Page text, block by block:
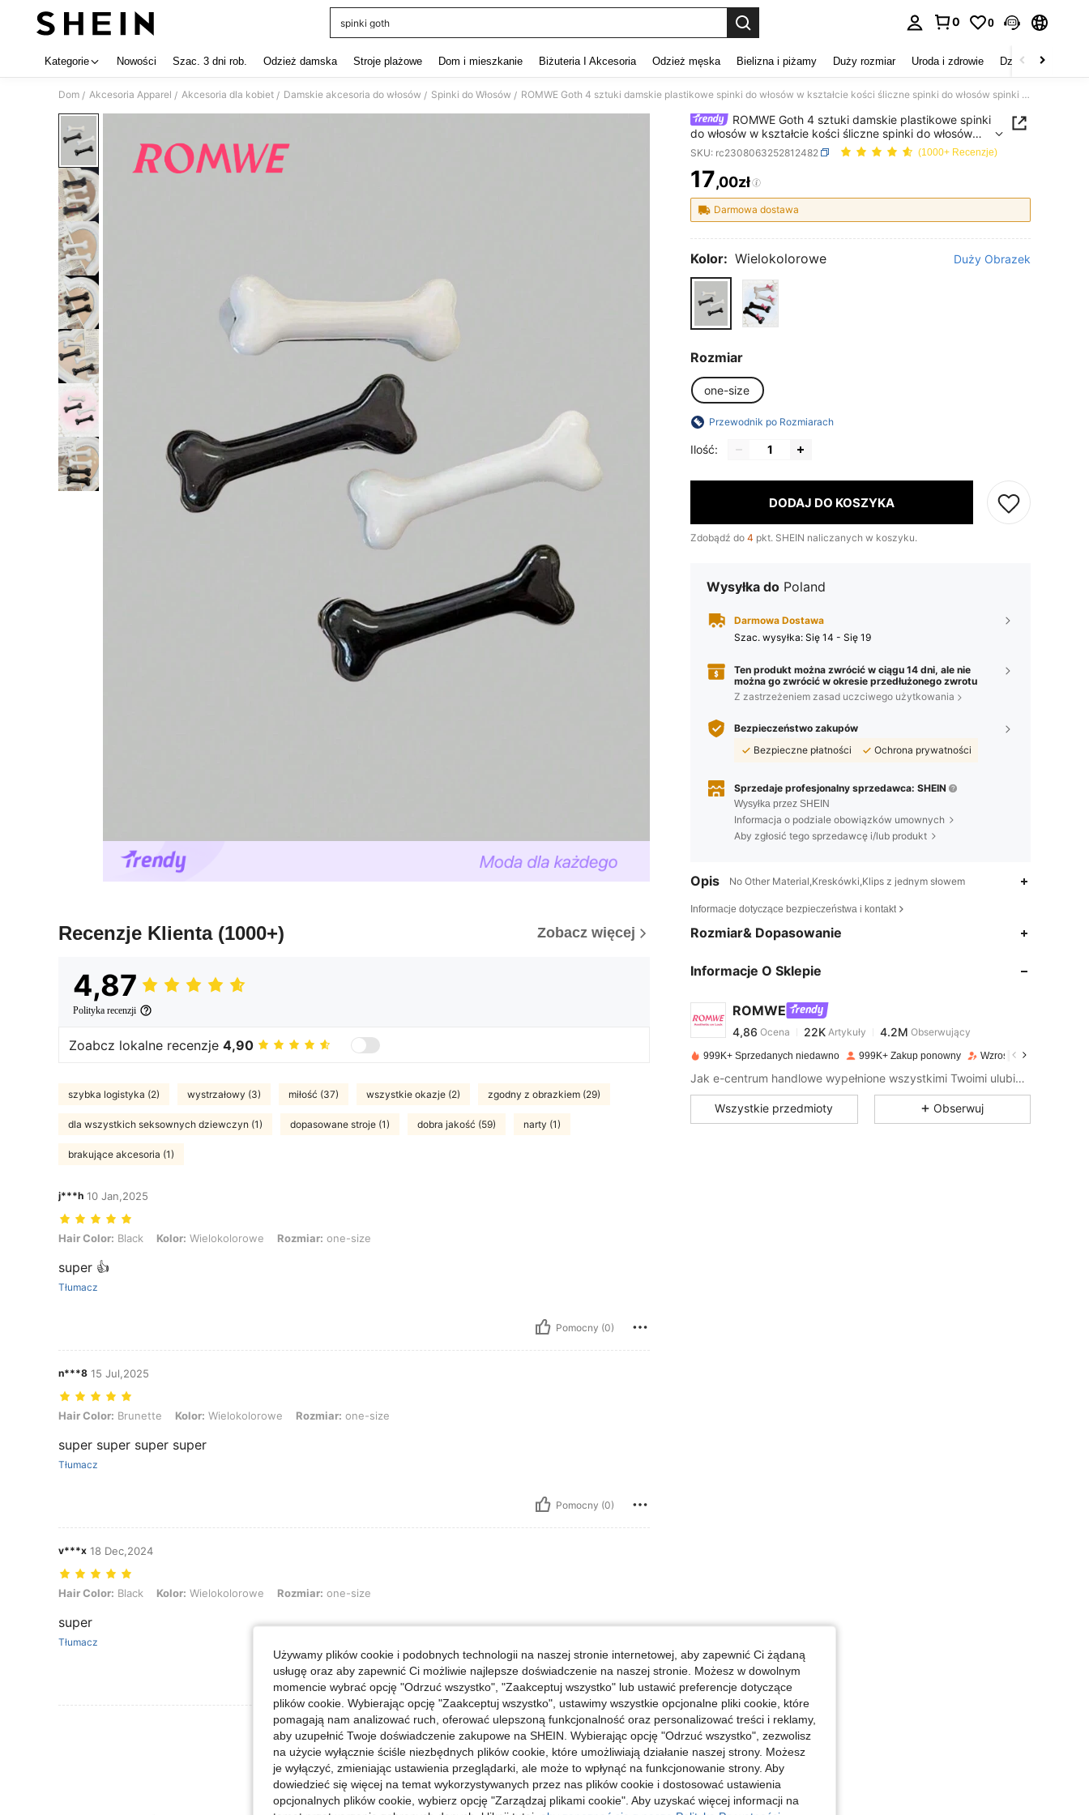
spinki goth
0 0
Kategorie Nowości Szac. 3 dni rob. Odzież damska Stroje plażowe Dom i mieszkanie Biżuteria I Akcesoria Odzież męska Bielizna i piżamy Duży rozmiar Uroda i zdrowie Dzieci
Dom / Akcesoria Apparel / Akcesoria dla kobiet / Damskie akcesoria do włosów / Spinki do Włosów / ROMWE Goth 4 sztuki damskie plastikowe spinki do włosów w kształcie kości śliczne spinki do włosów spinki do włosów spinki do włosów spinki do włosów
Recenzje Klienta (1000+) Zobacz więcej
4,87
Polityka recenzji
Zoabcz lokalne recenzje 4,90
szybka logistyka (2) wystrzałowy (3) miłość (37) wszystkie okazje (2) zgodny z obrazkiem (29)
dla wszystkich seksownych dziewczyn (1) dopasowane stroje (1) dobra jakość (59) narty (1)
brakujące akcesoria (1)
j***h 10 Jan,2025
Hair Color: Black, Kolor: Wielokolorowe, Rozmiar: one-size
Hair Color: Black Kolor: Wielokolorowe Rozmiar: one-size
super 👍
Tłumacz
Pomocny (0)
n***8 15 Jul,2025
Hair Color: Brunette, Kolor: Wielokolorowe, Rozmiar: one-size
Hair Color: Brunette Kolor: Wielokolorowe Rozmiar: one-size
super super super super
Tłumacz
Pomocny (0)
v***x 18 Dec,2024
Hair Color: Black, Kolor: Wielokolorowe, Rozmiar: one-size
Hair Color: Black Kolor: Wielokolorowe Rozmiar: one-size
super
Tłumacz
Pomocny (0)
Zobacz Więcej Opinii
ROMWE Goth 4 sztuki damskie plastikowe spinki
do włosów w kształcie kości śliczne spinki do włosów
spinki do włosów spinki do włosów spinki do włosów
SKU: rc2308063252812482 (1000+ Recenzje)
PRICE AND AVAILABILITY
17,00zł
Darmowa dostawa
Kolor: Wielokolorowe Duży Obrazek
Rozmiar
one-size
Przewodnik po Rozmiarach
Ilość:
DODAJ DO KOSZYKA
Zdobądź do 4 pkt. SHEIN naliczanych w koszyku.
Wysyłka do Poland
Darmowa Dostawa
Szac. wysyłka: Się 14 - Się 19
Ten produkt można zwrócić w ciągu 14 dni, ale nie
można go zwrócić w okresie przedłużonego zwrotu
Z zastrzeżeniem zasad uczciwego użytkowania
Bezpieczeństwo zakupów
Bezpieczne płatności
Ochrona prywatności
Sprzedaje profesjonalny sprzedawca: SHEIN
Wysyłka przez SHEIN
Informacja o podziale obowiązków umownych
Aby zgłosić tego sprzedawcę i/lub produkt
Opis No Other Material,Kreskówki,Klips z jednym słowem
Informacje dotyczące bezpieczeństwa i kontakt
Rozmiar& Dopasowanie
Informacje O Sklepie
ROMWE
4,86 22K
4,86 22K
4,86 22K 4.2M
p***2 zapłacono1 dzień temu
4,86 22K 4.2M
4,86 22K 4.2M
999K+ Sprzedanych niedawno 999K+ Zakup ponowny Wzrost ilości
Jak e-centrum handlowe wypełnione wszystkimi Twoimi ulubionymi stylami społecznościowymi (wreszcie). Postaw na estetykę dzięki strojom i dekoracjom ROMWE, które widziałeś – i które pokochałeś – w Internecie, a także wszystkim ciemnym kawałkom popu, o których nigdy nie wiedziałeś, że potrzebujesz.
Wszystkie przedmioty Obserwuj
Używamy plików cookie i podobnych technologii na naszej stronie internetowej, aby zapewnić Ci żądaną
usługę oraz aby zapewnić Ci możliwie najlepsze doświadczenie na naszej stronie. Możesz w dowolnym
momencie wybrać opcję "Odrzuć wszystko", "Zaakceptuj wszystko" lub ustawić preferencje dotyczące
plików cookie. Wybierając opcję "Zaakceptuj wszystko", ustawimy wszystkie opcjonalne pliki cookie, które
pomagają nam analizować ruch, oferować ulepszoną funkcjonalność oraz personalizować treści i reklamy,
aby uzupełnić Twoje doświadczenie zakupowe na SHEIN. Wybierając opcję "Odrzuć wszystko", zezwolisz
na użycie wyłącznie ściśle niezbędnych plików cookie, które umożliwiają działanie naszej strony. Możesz
je wyłączyć, zmieniając ustawienia przeglądarki, ale może to wpłynąć na funkcjonowanie strony. Aby
dowiedzieć się więcej na temat wykorzystywanych przez nas plików cookie i dostosować ustawienia
opcjonalnych plików cookie, wybierz opcję "Zarządzaj plikami cookie". Aby uzyskać więcej informacji na